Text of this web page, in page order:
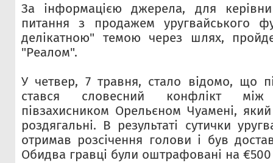
За інформацією джерела, для
питання з продажем уругвайського
делікатною" темою через шлях,
"Реалом".
У четвер, 7 травня, стало відомо, що
стався словесний конфлікт
півзахисником Орельєном Чуамені,
роздягальні. В результаті сутички
отримав розсічення голови і був
Обидва гравці були оштрафовані на €500